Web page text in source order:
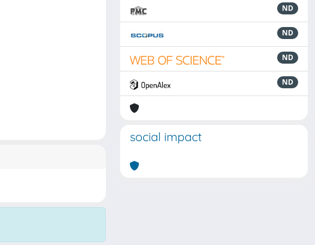
ND
ND
ND
ND
social impact